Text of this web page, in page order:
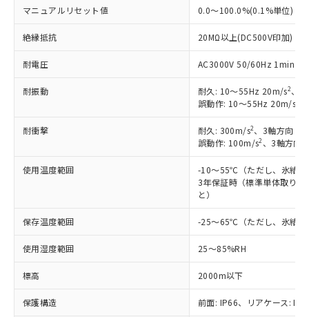
マニュアルリセット値 0.0～100.0%(0.1%単位)
絶縁抵抗 20MΩ以上(DC500V印加)
耐電圧 AC3000V 50/60Hz 1min (
耐振動 耐久: 10～55Hz 20m/s2、3
誤動作: 10～55Hz 20m/s
耐衝撃 耐久: 300m/s2、3軸方向 各
誤動作: 100m/s2 、3軸方向
使用温度範囲
-10～55℃（ただし、氷結、
3年保証時（標準単体取り
と）
保存温度範囲 -25～65℃（ただし、氷結、
使用湿度範囲 25～85%RH
標高 2000m以下
保護構造 前面: IP66、リアケース:
以下の条件をお読みいただき、同意のうえ
本サービスは、当社制御機器事業取扱
商品の当社在庫状況および標準価格
(税抜)を提供させていただくもので
当社制御機器事業取扱商品の中には、
本サービスの対象外となる商品もある
在庫状況および標準価格照会結果は、
記載している更新日時点での社内デー
タに基づき作成されるものであり、閲
覧された時点での実際の在庫および標
準価格とは異なる場合があることをご
正式な納期状況および標準価格はお客
様のお取引先、またはお客様担当のオ
ムロン制御機器販売店・当社販売員に
」をご確認
非含有に非対応の商品で、対応品を出す予
調査・確認中：EU RoHS指令（10物質）の
非含有の対応状況を調査中または確認中の
非該当品：ライセンス料など無形物で、有
害物質有無と関係のない商品です。
仕入先様の事情により、非含有部品として
いたものが、含有品と判明した場合などや
むを得ず変更することがあります。
*EU RoHS指令（10物質）：
鉛(Pb) 1000ppm以下、 水銀(Hg) 1000ppm以下、 カド
六価クロム(Cr(Ⅵ)) 1000ppm以下、ポリ臭化ビフェニル
(PBDE) 1000ppm以下、フタル酸ビス(2-エチルヘキシ
ル) (DEHP)(別名：DOP) 1000ppm以下、フタル酸ブチ
ルベンジル（BBP） 1000ppm以下、フタル酸ジブチル
（DBP） 1000ppm以下、フタル酸ジイソブチル
但し、RoHS指令で産業用監視および制御機器に対する
図的な使用がないことを確認しています。
「○」：最大均質材料含有率が中国RoHSの
基準値以下であることを示します。
「×」：最大均質材料含有率が中国RoHSの
基準値を超えていることを示します。
「－」：未確認です。当社販売部門へお問
*中国RoHS10物質の基準値 (GB/T26572)：
Pb(鉛) :1000ppm、 Hg(水銀) : 1000ppm、 Cd(カドミウ
ニル類) : 1000ppm、 PBDEs(ポリ臭化ジフェニルエーテ
DBP(フタル酸ジブチル) : 1000ppm、 DIBP(フタル酸ジ
イソブチル) : 1000ppm、 BBP(フタル酸ブチルベンジ
DEHP(フタル酸ビス(2-エチルヘキシル)) : 1000ppm
当社は、これら貴社製品のうち、外国
為替および外国貿易法に定める商品
（以下｢規制貨物等」という）を輸出
または国外への提供する場合は、日本
国政府の輸出許可(または役務取引許
可)を取得するなどの必要な手続きを
当社は規制貨物を破棄する場合は、完
全に破砕するなど、違法に輸出されな
いよう必要な手段を講じます。
当社は貴社製品を、核兵器、ミサイ
ル、化学兵器、生物兵器またはその他
武器並びにこれらの製造装置等に一切
記
○ 一定数以上の在庫あり
一定数には満たないが在庫あり
在庫なし(最新の在庫状況につ
いては、お客様のお取引先、ま